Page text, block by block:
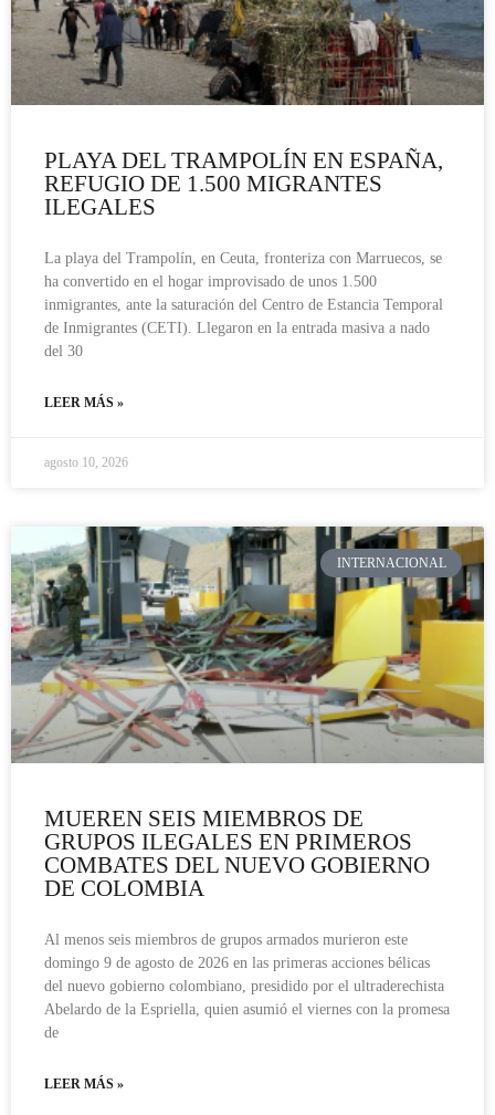
PLAYA DEL TRAMPOLÍN EN ESPAÑA,
REFUGIO DE 1.500 MIGRANTES
ILEGALES
La playa del Trampolín, en Ceuta, fronteriza con Marruecos, se
ha convertido en el hogar improvisado de unos 1.500
inmigrantes, ante la saturación del Centro de Estancia Temporal
de Inmigrantes (CETI). Llegaron en la entrada masiva a nado
del 30
LEER MÁS »
agosto 10, 2026
INTERNACIONAL
MUEREN SEIS MIEMBROS DE
GRUPOS ILEGALES EN PRIMEROS
COMBATES DEL NUEVO GOBIERNO
DE COLOMBIA
Al menos seis miembros de grupos armados murieron este
domingo 9 de agosto de 2026 en las primeras acciones bélicas
del nuevo gobierno colombiano, presidido por el ultraderechista
Abelardo de la Espriella, quien asumió el viernes con la promesa
de
LEER MÁS »